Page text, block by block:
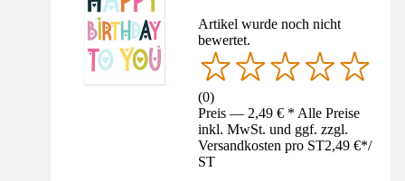
Artikel wurde noch nicht
bewertet.
(0)
Preis — 2,49 € * Alle Preise
inkl. MwSt. und ggf. zzgl.
Versandkosten pro ST2,49 €*/
ST